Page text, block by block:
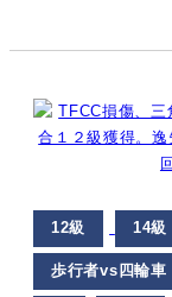
12級 14級
歩行者vs四輪車